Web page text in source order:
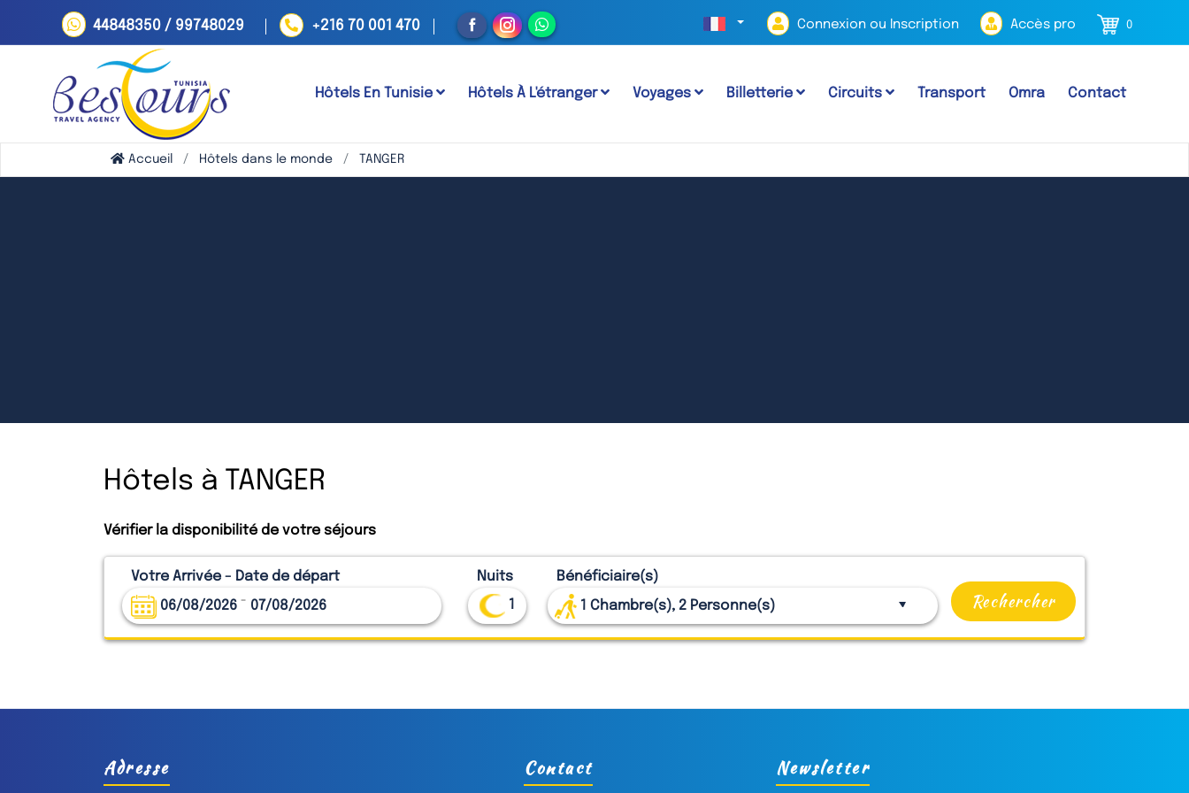
44848350 / 99748029 +216 70 001 470 Connexion ou Inscription Accès pro 0
Hôtels En Tunisie Hôtels À L'étranger Voyages Billetterie Circuits Transport Omra Contact
Accueil Hôtels dans le monde TANGER
Hôtels à TANGER
Vérifier la disponibilité de votre séjours
Votre Arrivée - Date de départ
06/08/2026 - 07/08/2026
Nuits
1
Bénéficiaire(s)
1 Chambre(s), 2 Personne(s) Rechercher
Adresse Contact Newsletter